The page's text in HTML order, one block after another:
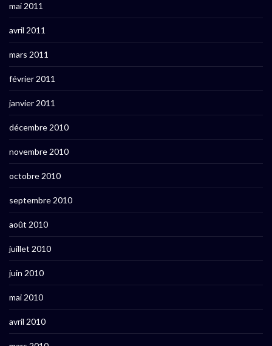
mai 2011
avril 2011
mars 2011
février 2011
janvier 2011
décembre 2010
novembre 2010
octobre 2010
septembre 2010
août 2010
juillet 2010
juin 2010
mai 2010
avril 2010